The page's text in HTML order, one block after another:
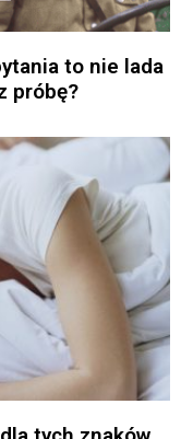
to nie lada
próbę?